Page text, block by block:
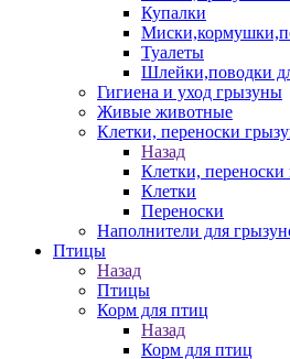
Купалки
Туалеты
Шлейки,поводки
Гигиена и уход грызуны
Живые животные
Клетки, переноски
Назад
Клетки,
Клетки
Переноски
Наполнители для
Птицы
Назад
Птицы
Корм для птиц
Назад
Корм для птиц